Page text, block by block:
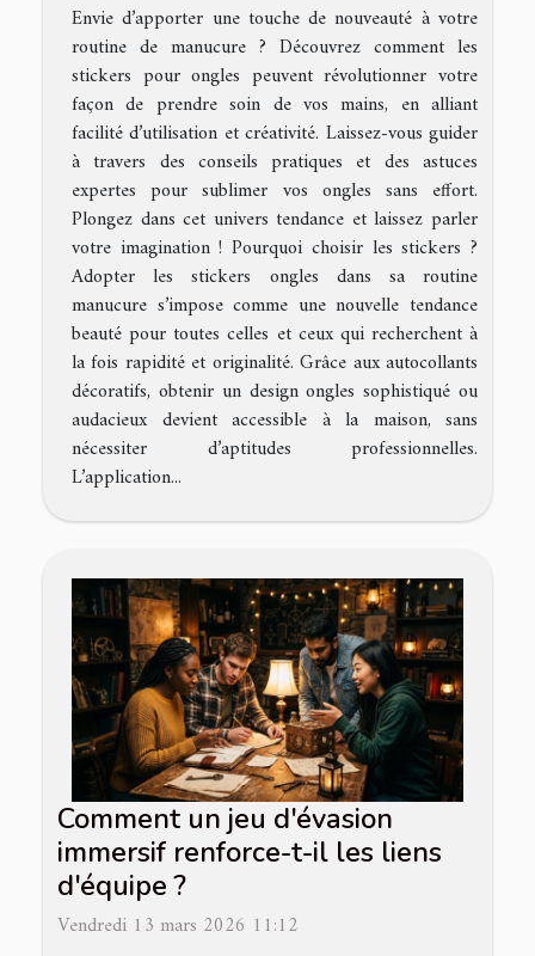
Envie d’apporter une touche de nouveauté à votre
routine de manucure ? Découvrez comment les
stickers pour ongles peuvent révolutionner votre
façon de prendre soin de vos mains, en alliant
facilité d’utilisation et créativité. Laissez-vous guider
à travers des conseils pratiques et des astuces
expertes pour sublimer vos ongles sans effort.
Plongez dans cet univers tendance et laissez parler
votre imagination ! Pourquoi choisir les stickers ?
Adopter les stickers ongles dans sa routine
manucure s’impose comme une nouvelle tendance
beauté pour toutes celles et ceux qui recherchent à
la fois rapidité et originalité. Grâce aux autocollants
décoratifs, obtenir un design ongles sophistiqué ou
audacieux devient accessible à la maison, sans
nécessiter d’aptitudes professionnelles.
L’application...
Comment un jeu d'évasion
immersif renforce-t-il les liens
d'équipe ?
Vendredi 13 mars 2026 11:12